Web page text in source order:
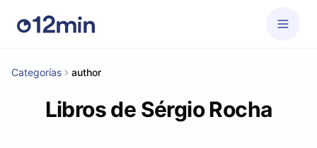
Categorías author
Libros de Sérgio Rocha